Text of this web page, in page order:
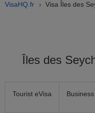
VisaHQ.fr › Visa Îles des
Îles des
Tourist eVisa